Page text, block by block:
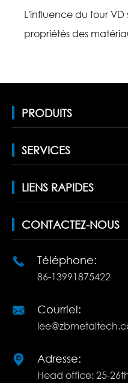
L'influence du four VD
propriétés des
PRODUITS
SERVICES
LIENS RAPIDES
CONTACTEZ-NOUS
 Téléphone:
86-13991875422
 Courriel:
 Adresse:
Head office: 25-